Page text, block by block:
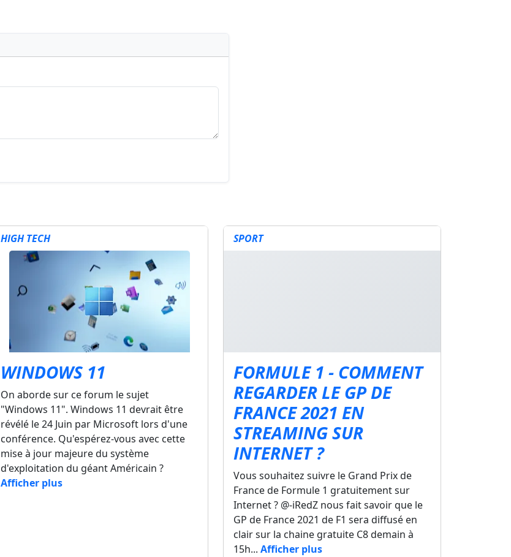
HIGH TECH
WINDOWS 11
On aborde sur ce forum le sujet
"Windows 11". Windows 11 devrait être
révélé le 24 Juin par Microsoft lors d'une
conférence. Qu'espérez-vous avec cette
mise à jour majeure du système
d'exploitation du géant Américain ?
Afficher plus
SPORT
FORMULE 1 - COMMENT
REGARDER LE GP DE
FRANCE 2021 EN
STREAMING SUR
INTERNET ?
Vous souhaitez suivre le Grand Prix de
France de Formule 1 gratuitement sur
Internet ? @-iRedZ nous fait savoir que le
GP de France 2021 de F1 sera diffusé en
clair sur la chaine gratuite C8 demain à
15h... Afficher plus